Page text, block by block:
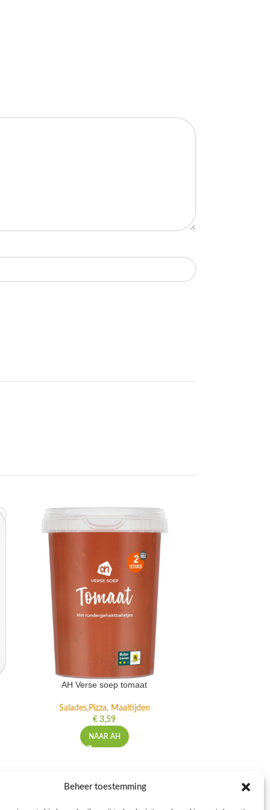
Beheer toestemming
AH Verse soep tomaat
Salades,Pizza, Maaltijden
€ 3,59
NAAR AH